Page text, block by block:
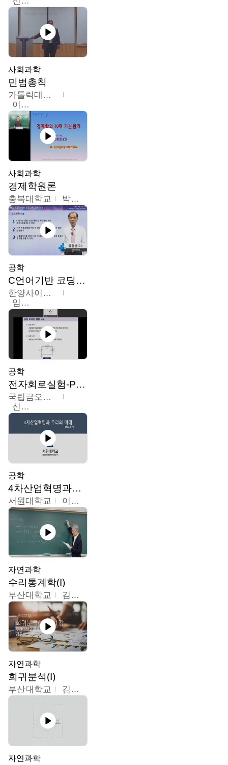
사회과학
민법총칙
가톨릭대학교
이홍민
사회과학
경제학원론
충북대학교 박철호
공학
C언어기반 코딩교육
한양사이버대학교
임동균
공학
전자회로실험-PSPICE 시뮬레이션
국립금오공과대학교
신경욱
공학
4차산업혁명과우리의미래
서원대학교 이병권
자연과학
수리통계학(I)
부산대학교 김충락
자연과학
회귀분석(I)
부산대학교 김충락
자연과학